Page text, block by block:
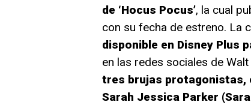
de ‘Hocus Pocus’, la cual
con su fecha de estreno. La
disponible en Disney Plus
en las redes sociales de
tres brujas protagonistas,
Sarah Jessica Parker